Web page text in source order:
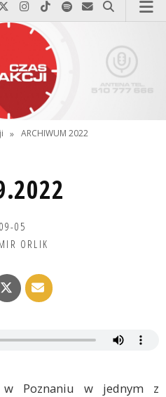
po prostu do nas zadzwoń
nas na Facebook-u
Odwiedź nas na X
Odwiedź nas na Instagram-ie
Odwiedź nas na TikTok-u
Szukaj nas na Spotify
Wyślij do nas
Szukaj
» ARCHIWUM 2022
05
ORLIK
w Poznaniu w jednym z